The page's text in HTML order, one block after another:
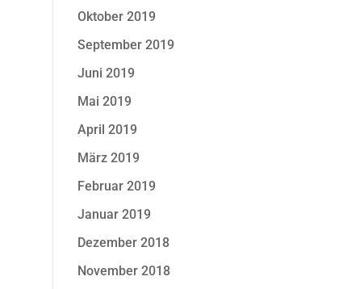
Oktober 2019
September 2019
Juni 2019
Mai 2019
April 2019
März 2019
Februar 2019
Januar 2019
Dezember 2018
November 2018